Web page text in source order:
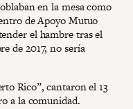
en la mesa como
de Apoyo Mutuo
el hambre tras el
de 2017, no sería
Rico”, cantaron el 13
a la comunidad.